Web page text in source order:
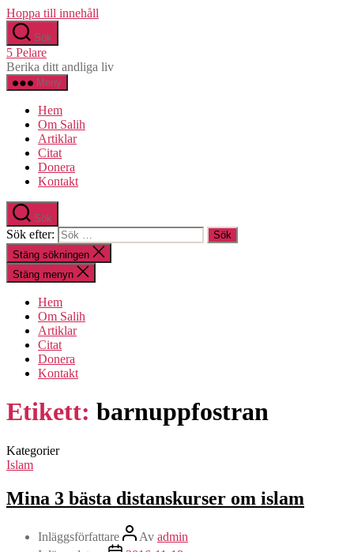
Hoppa till innehåll
Sök
5 Pelare
Berika ditt andliga liv
Meny
Hem
Om Salih
Artiklar
Citat
Donera
Kontakt
Sök
Sök efter:
Stäng sökningen
Stäng menyn
Hem
Om Salih
Artiklar
Citat
Donera
Kontakt
Etikett: barnuppfostran
Kategorier
Islam
Mina 3 bästa distanskurser om islam
Inläggsförfattare Av admin